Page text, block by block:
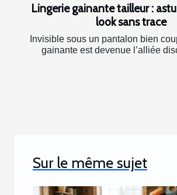
Lingerie gainante tailleur :
look sans trace
Invisible sous un pantalon bien
gainante est devenue l’alliée
Sur le même sujet